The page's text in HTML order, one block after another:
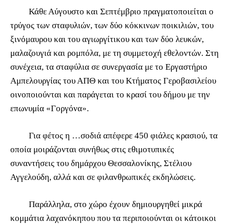
Κάθε Αύγουστο και Σεπτέμβριο πραγματοποιείται ο
τρύγος των σταφυλιών, των δύο κόκκινων ποικιλιών, του
ξινόμαυρου και του αγιωργίτικου και των δύο λευκών,
μαλαζουγιά και ρομπόλα, με τη συμμετοχή εθελοντών. Στη
συνέχεια, τα σταφύλια σε συνεργασία με το Εργαστήριο
Αμπελουργίας του ΑΠΘ και του Κτήματος Γεροβασιλείου
οινοποιούνται και παράγεται το κρασί του δήμου με την
επωνυμία «Γοργόνα».
Για φέτος η …σοδιά απέφερε 450 φιάλες κρασιού, τα
οποία μοιράζονται συνήθως στις εθιμοτυπικές
συναντήσεις του δημάρχου Θεσσαλονίκης, Στέλιου
Αγγελούδη, αλλά και σε φιλανθρωπικές εκδηλώσεις.
Παράλληλα, στο χώρο έχουν δημιουργηθεί μικρά
κομμάτια λαχανόκηπου που τα περιποιούνται οι κάτοικοι